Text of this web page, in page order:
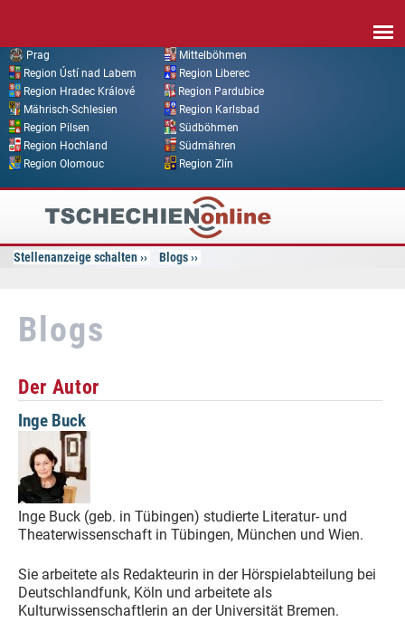
Prag
Mittelböhmen
Region Ústí nad Labem
Region Liberec
Region Hradec Králové
Region Pardubice
Mährisch-Schlesien
Region Karlsbad
Region Pilsen
Südböhmen
Region Hochland
Südmähren
Region Olomouc
Region Zlín
Tschechien
Online
Stellenanzeige schalten Blogs
Blogs
Der Autor
Inge Buck
Inge Buck (geb. in Tübingen) studierte Literatur- und
Theaterwissenschaft in Tübingen, München und Wien.
Sie arbeitete als Redakteurin in der Hörspielabteilung bei
Deutschlandfunk, Köln und arbeitete als
Kulturwissenschaftlerin an der Universität Bremen.